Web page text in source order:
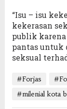
“Isu – isu
kekerasan
publik
pantas untuk
seksual
#Forjas
#milenial kota